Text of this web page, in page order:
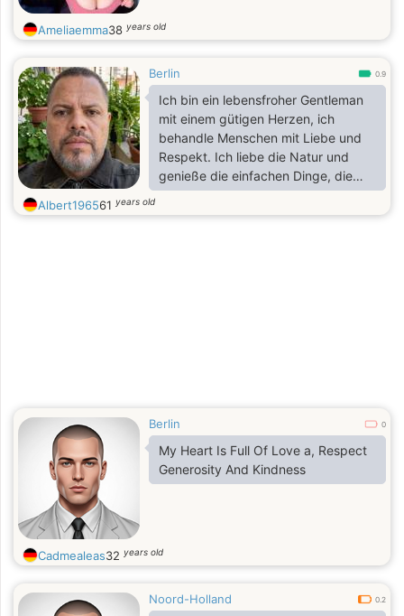
Ameliaemma38 years old
Berlin 0.9
Ich bin ein lebensfroher Gentleman
mit einem gütigen Herzen, ich
behandle Menschen mit Liebe und
Respekt. Ich liebe die Natur und
genieße die einfachen Dinge, die
das Leben zu bieten hat, und ich bin
sehr leicht zufriedenzustellen.
Albert196561 years old
Berlin 0
My Heart Is Full Of Love a, Respect
Generosity And Kindness
Cadmealeas32 years old
Noord-Holland 0.2